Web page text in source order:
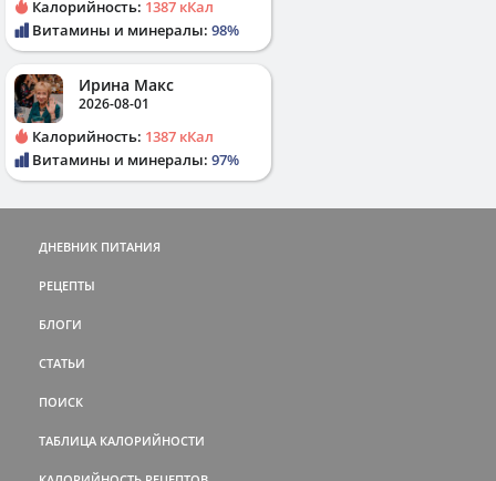
Калорийность: 1387 кКал
Витамины и минералы: 98%
Ирина Макс
2026-08-01
Калорийность: 1387 кКал
Витамины и минералы: 97%
ДНЕВНИК ПИТАНИЯ
РЕЦЕПТЫ
БЛОГИ
СТАТЬИ
ПОИСК
ТАБЛИЦА КАЛОРИЙНОСТИ